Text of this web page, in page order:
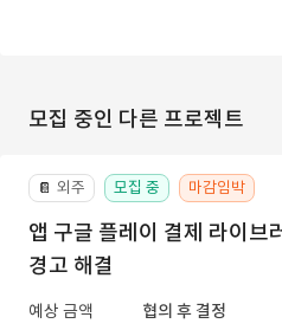
모집 중인 다른 프로젝트
📔 외주 모집 중 마감임박
앱 구글 플레이 결제 라이브
경고 해결
예상 금액
협의 후 결정